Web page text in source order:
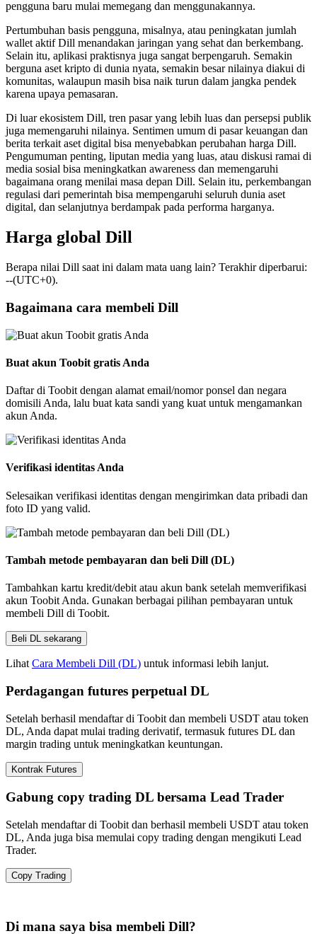
pengguna baru mulai memegang dan menggunakannya.
Pertumbuhan basis pengguna, misalnya, atau peningkatan jumlah
wallet aktif Dill menandakan jaringan yang sehat dan berkembang.
Selain itu, aplikasi praktisnya juga sangat berpengaruh. Semakin
berguna aset kripto di dunia nyata, semakin besar nilainya diakui di
komunitas, walaupun masih bisa naik turun dalam jangka pendek
karena upaya pemasaran.
Di luar ekosistem Dill, tren pasar yang lebih luas dan persepsi publik
juga memengaruhi nilainya. Sentimen umum di pasar keuangan dan
berita terkait aset digital bisa menyebabkan perubahan harga Dill.
Pengumuman penting, liputan media yang luas, atau diskusi ramai di
media sosial bisa meningkatkan awareness dan memengaruhi
bagaimana orang menilai masa depan Dill. Selain itu, perkembangan
regulasi dari pemerintah bisa mempengaruhi seluruh dunia aset
digital, dan selanjutnya berdampak pada performa harganya.
Harga global Dill
Berapa nilai Dill saat ini dalam mata uang lain? Terakhir diperbarui:
--(UTC+0).
Bagaimana cara membeli Dill
Buat akun Toobit gratis Anda
Daftar di Toobit dengan alamat email/nomor ponsel dan negara
domisili Anda, lalu buat kata sandi yang kuat untuk mengamankan
akun Anda.
Verifikasi identitas Anda
Selesaikan verifikasi identitas dengan mengirimkan data pribadi dan
foto ID yang valid.
Tambah metode pembayaran dan beli Dill (DL)
Tambahkan kartu kredit/debit atau akun bank setelah memverifikasi
akun Toobit Anda. Gunakan berbagai pilihan pembayaran untuk
membeli Dill di Toobit.
Beli DL sekarang
Lihat Cara Membeli Dill (DL) untuk informasi lebih lanjut.
Perdagangan futures perpetual DL
Setelah berhasil mendaftar di Toobit dan membeli USDT atau token
DL, Anda dapat mulai trading derivatif, termasuk futures DL dan
margin trading untuk meningkatkan keuntungan.
Kontrak Futures
Gabung copy trading DL bersama Lead Trader
Setelah mendaftar di Toobit dan berhasil membeli USDT atau token
DL, Anda juga bisa memulai copy trading dengan mengikuti Lead
Trader.
Copy Trading
Di mana saya bisa membeli Dill?